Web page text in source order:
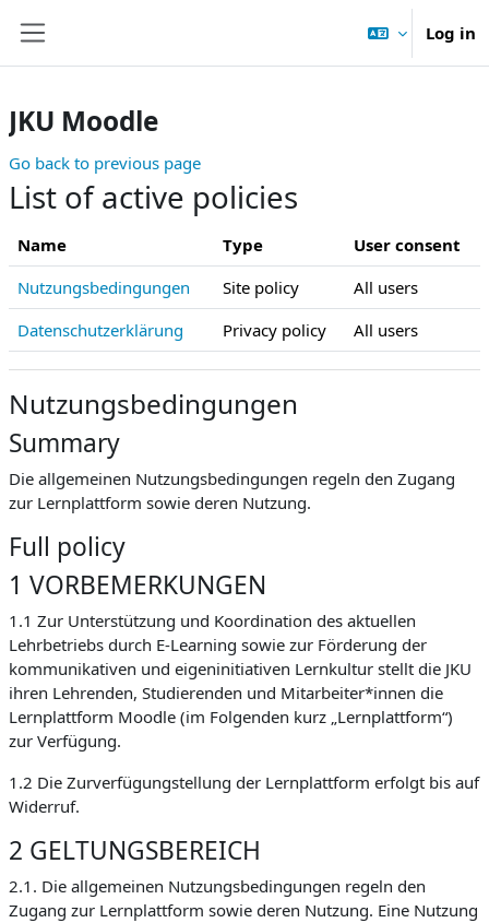
Log in
JKU Moodle
Go back to previous page
List of active policies
Name Type
User consent
Nutzungsbedingungen
Site policy
All users
Datenschutzerklärung
Privacy policy All users
Nutzungsbedingungen
Summary
Die allgemeinen Nutzungsbedingungen regeln den Zugang
zur Lernplattform sowie deren Nutzung.
Full policy
1 VORBEMERKUNGEN
1.1 Zur Unterstützung und Koordination des aktuellen
Lehrbetriebs durch E-Learning sowie zur Förderung der
kommunikativen und eigeninitiativen Lernkultur stellt die JKU
ihren Lehrenden, Studierenden und Mitarbeiter*innen die
Lernplattform Moodle (im Folgenden kurz „Lernplattform“)
zur Verfügung.
1.2 Die Zurverfügungstellung der Lernplattform erfolgt bis auf
Widerruf.
2 GELTUNGSBEREICH
2.1. Die allgemeinen Nutzungsbedingungen regeln den
Zugang zur Lernplattform sowie deren Nutzung. Eine Nutzung